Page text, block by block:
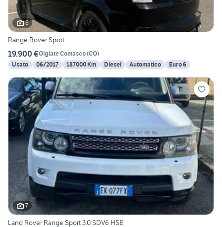
6
Range Rover Sport
19.900 €Olgiate Comasco(CO)
Usato
06/2017 187000 Km Diesel Automatico Euro 6
7
Land Rover Range Sport 3.0 SDV6 HSE